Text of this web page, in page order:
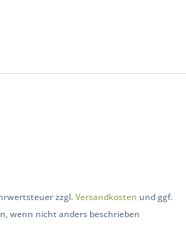
zzgl.Versandkosten und ggf.
wenn nicht anders beschrieben